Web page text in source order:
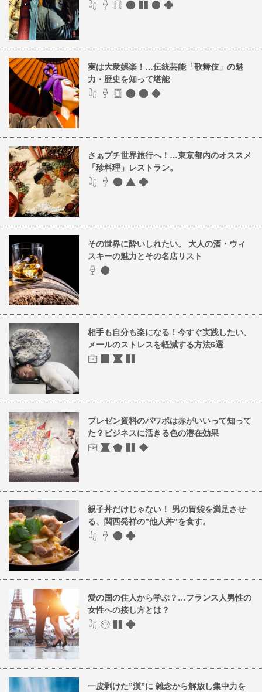
実は大衆娯楽！…伝統芸能「歌舞伎」の魅
力・歴史を知って堪能
さぁプチ世界旅行へ！…東京都内のオススメ
「珍料理」レストラン。
その世界に酔いしれたい。 大人の酒・ウィ
スキーの魅力とその名店リスト
相手も自分も楽になる！今すぐ実践したい、
メールのストレスを軽減する方法6選
プレゼン資料のパワポは赤がいいって知って
た？ビジネスに活きる色の潜在効果
親子丼だけじゃない！ 男の胃袋を満足させ
る、関西発祥の”他人丼”を食す。
愛の国の住人から学ぶ？…フランス人男性の
女性への接し方とは？
一皮剥けた”漢”に 雑念から解放し集中力を